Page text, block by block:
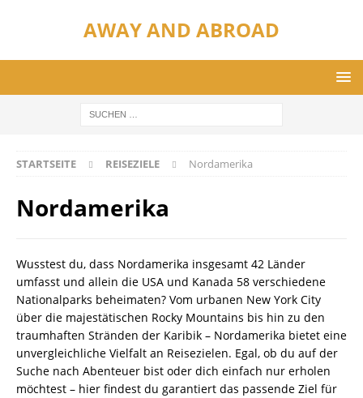
AWAY AND ABROAD
STARTSEITE REISEZIELE Nordamerika
Nordamerika
Wusstest du, dass Nordamerika insgesamt 42 Länder
umfasst und allein die USA und Kanada 58 verschiedene
Nationalparks beheimaten? Vom urbanen New York City
über die majestätischen Rocky Mountains bis hin zu den
traumhaften Stränden der Karibik – Nordamerika bietet eine
unvergleichliche Vielfalt an Reisezielen. Egal, ob du auf der
Suche nach Abenteuer bist oder dich einfach nur erholen
möchtest – hier findest du garantiert das passende Ziel für